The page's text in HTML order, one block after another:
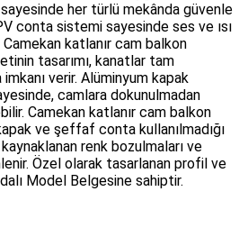
her türlü mekânda güvenle
conta sistemi sayesinde ses ve ısı
Camekan katlanır cam balkon
tasarımı, kanatlar tam
imkanı verir. Alüminyum kapak
camlara dokunulmadan
Camekan katlanır cam balkon
ve şeffaf conta kullanılmadığı
renk bozulmaları ve
Özel olarak tasarlanan profil ve
Model Belgesine sahiptir.